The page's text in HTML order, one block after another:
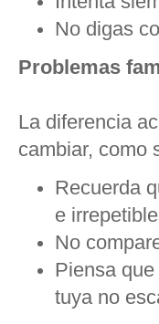
No digas
Problemas
La diferencia
cambiar, como
Recuerda
e
No
Piensa
tuya no